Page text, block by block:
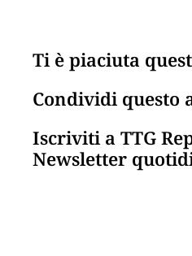
Ti è piaciuta
Condividi questo
Iscriviti a TTG
Newsletter